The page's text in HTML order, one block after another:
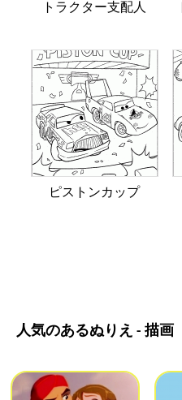
トラクター支配人
ピストンカップ
人気のあるぬりえ - 描画